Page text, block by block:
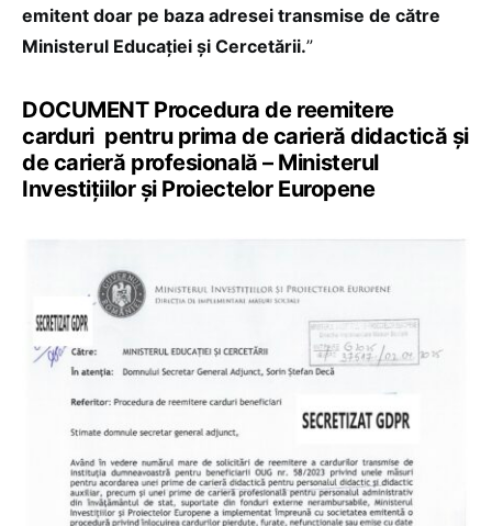
emitent doar pe baza adresei transmise de către
Ministerul Educației și Cercetării.”
DOCUMENT Procedura de reemitere
carduri pentru prima de carieră didactică și
de carieră profesională – Ministerul
Investițiilor și Proiectelor Europene